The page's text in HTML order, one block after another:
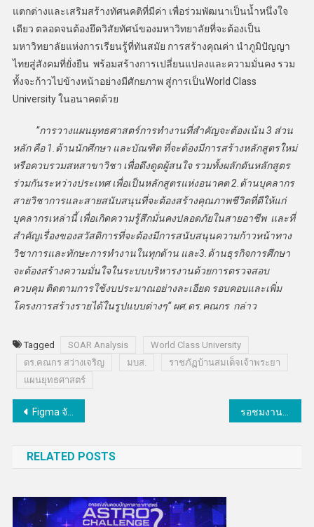
แตกต่างและเสริมสร้างทัศนคติที่มีค่า เพื่อร่วมพัฒนาเป็นน้ำหนึ่งใจ
เดียว ตลอดจนต้องยึดวิสัยทัศน์ของมหาวิทยาลัยที่จะต้องเป็น
มหาวิทยาลัยแห่งการเรียนรู้ที่ทันสมัย การสร้างคุณค่า นำภูมิปัญญา
ไทยสู่สังคมที่ยั่งยืน พร้อมสร้างการเปลี่ยนแปลงและความมั่นคง รวม
ทั้งจะก้าวไปข้างหน้าอย่างมีศักยภาพ สู่การเป็นWorld Class
University ในอนาคตด้วย
”การวางแผนยุทธศาสตร์การทำงานที่สำคัญจะต้องเน้น 3 ส่วน
หลัก คือ 1.ด้านนักศึกษา และบัณฑิต ที่จะต้องมีการสร้างหลักสูตรใหม่
หรือควบรวมสหสาขาวิชา เพื่อดึงดูดผู้สนใจ รวมทั้งผลักดันหลักสูตร
ร่วมกันระหว่างประเทศ เพื่อเป็นหลักสูตรแห่งอนาคต 2.ด้านบุคลากร
สายวิชาการและสายสนับสนุนที่จะต้องสร้างคุณภาพชีวิตที่ดีให้แก่
บุคลากรเหล่านี้ เพื่อเกิดความรู้สึกมั่นคงปลอดภัยในสายอาชีพ และที่
สำคัญเรื่องของสวัสดิการที่จะต้องมีการสนับสนุนความก้าวหน้าทาง
วิชาการและทักษะการทำงานในทุกด้าน และ3.ด้านธุรกิจการศึกษา
จะต้องสร้างความมั่นใจในระบบบริหารงานด้วยการตรวจสอบ
ควบคุม ติดตามการใช้งบประมาณอย่างละเอียด รอบคอบและเพิ่ม
โครงการสร้างรายได้ในรูปแบบต่างๆ“ ผศ.ดร.คณกร กล่าว
Tagged SOAR Analysis
World Class University
ดร.คณกร สว่างเจริญ
มบส.
ราชภัฏบ้านสมเด็จเจ้าพระยา
แผนยุทธศาสตร์
แนะแนว
Figma จับมือ Seven Peaks รุกตลาดในไทย
RELATED POSTS